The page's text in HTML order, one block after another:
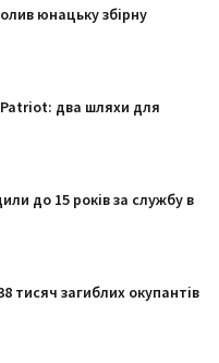
юнацьку збірну
два шляхи для
до 15 років за службу в
тисяч загиблих окупантів